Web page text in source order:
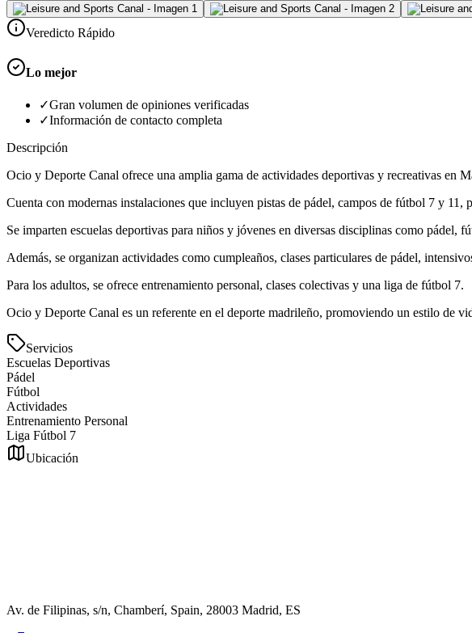
Veredicto Rápido
Lo mejor
✓Gran volumen de opiniones verificadas
✓Información de contacto completa
Descripción
Ocio y Deporte Canal ofrece una amplia gama de actividades deportivas y recreativas en
Cuenta con modernas instalaciones que incluyen pistas de pádel, campos de fútbol 7 y
Se imparten escuelas deportivas para niños y jóvenes en diversas disciplinas como
Además, se organizan actividades como cumpleaños, clases particulares de pádel,
Para los adultos, se ofrece entrenamiento personal, clases colectivas y una liga de fútbol 7.
Ocio y Deporte Canal es un referente en el deporte madrileño, promoviendo un estilo de
Servicios
Escuelas Deportivas
Pádel
Fútbol
Actividades
Entrenamiento Personal
Liga Fútbol 7
Ubicación
Av. de Filipinas, s/n, Chamberí, Spain, 28003 Madrid, ES